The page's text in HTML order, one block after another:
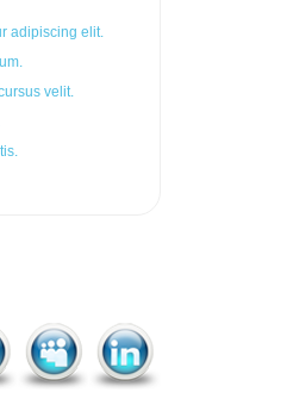
adipiscing elit.
velit.